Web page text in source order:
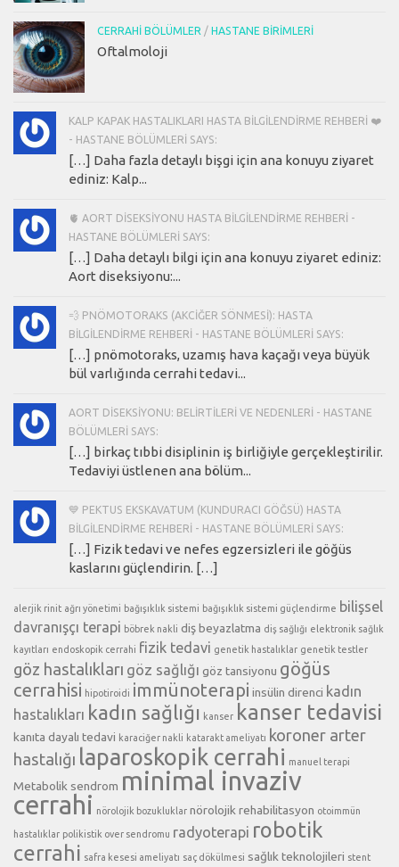
CERRAHI BÖLÜMLER / HASTANE BIRIMLERI
Oftalmoloji
KALP KAPAK HASTALIKLARI HASTA BILGILENDIRME REHBERI ❤️
- HASTANE BÖLÜMLERI SAYS:
[…] Daha fazla detaylı bişgi için ana konuyu ziyaret
ediniz: Kalp...
🫀 AORT DISEKSIYONU HASTA BILGILENDIRME REHBERI -
HASTANE BÖLÜMLERI SAYS:
[…] Daha detaylı bilgi için ana konuyu ziyaret ediniz:
Aort diseksiyonu:...
💨 PNÖMOTORAKS (AKCIĞER SÖNMESI): HASTA
BILGILENDIRME REHBERI - HASTANE BÖLÜMLERI SAYS:
[…] pnömotoraks, uzamış hava kaçağı veya büyük
bül varlığında cerrahi tedavi...
AORT DISEKSIYONU: BELIRTILERI VE NEDENLERI - HASTANE
BÖLÜMLERI SAYS:
[…] birkaç tıbbi disiplinin iş birliğiyle gerçekleştirilir.
Tedaviyi üstlenen ana bölüm...
💙 PEKTUS EKSKAVATUM (KUNDURACI GÖĞSÜ) HASTA
BILGILENDIRME REHBERI - HASTANE BÖLÜMLERI SAYS:
[…] Fizik tedavi ve nefes egzersizleri ile göğüs
kaslarını güçlendirin. […]
alerjik rinit ağrı yönetimi bağışıklık sistemi bağışıklık sistemi güçlendirme bilişsel
davranışçı terapi böbrek nakli diş beyazlatma diş sağlığı elektronik sağlık
kayıtları endoskopik cerrahi fizik tedavi genetik hastalıklar genetik testler
göz hastalıkları göz sağlığı göz tansiyonu göğüs
cerrahisi hipotiroidi immünoterapi insülin direnci kadın
hastalıkları kadın sağlığı kanser kanser tedavisi
kanıta dayalı tedavi karaciğer nakli katarakt ameliyatı koroner arter
hastalığı laparoskopik cerrahi manuel terapi
Metabolik sendrom minimal invaziv
cerrahi nörolojik bozukluklar nörolojik rehabilitasyon otoimmün
hastalıklar polikistik over sendromu radyoterapi robotik
cerrahi safra kesesi ameliyatı saç dökülmesi sağlık teknolojileri stent